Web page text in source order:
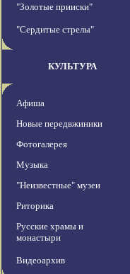
"Золотые прииски"
"Сердитые стрелы"
КУЛЬТУРА
Афиша
Новые передвжиники
Фотогалерея
Музыка
"Неизвестные" музеи
Риторика
Русские храмы и
монастыри
Видеоархив